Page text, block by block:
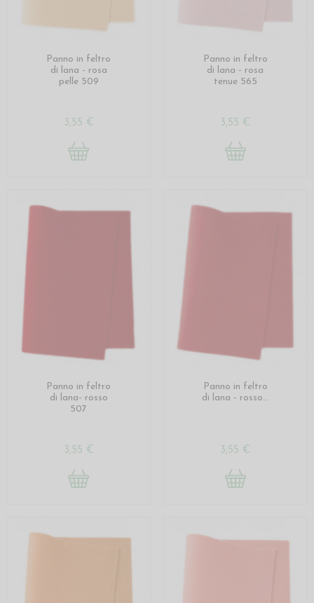
Panno in feltro
di lana - rosa
pelle 509
3,55 €
Panno in feltro
di lana - rosa
tenue 565
3,55 €
Panno in feltro
di lana- rosso
507
3,55 €
Panno in feltro
di lana - rosso...
3,55 €